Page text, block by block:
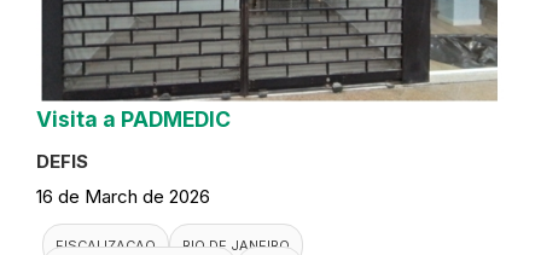
Visita a PADMEDIC
DEFIS
16 de March de 2026
FISCALIZACAO
RIO DE JANEIRO